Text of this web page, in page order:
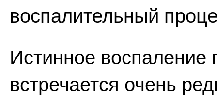
воспалительный
Истинное воспаление
встречается очень